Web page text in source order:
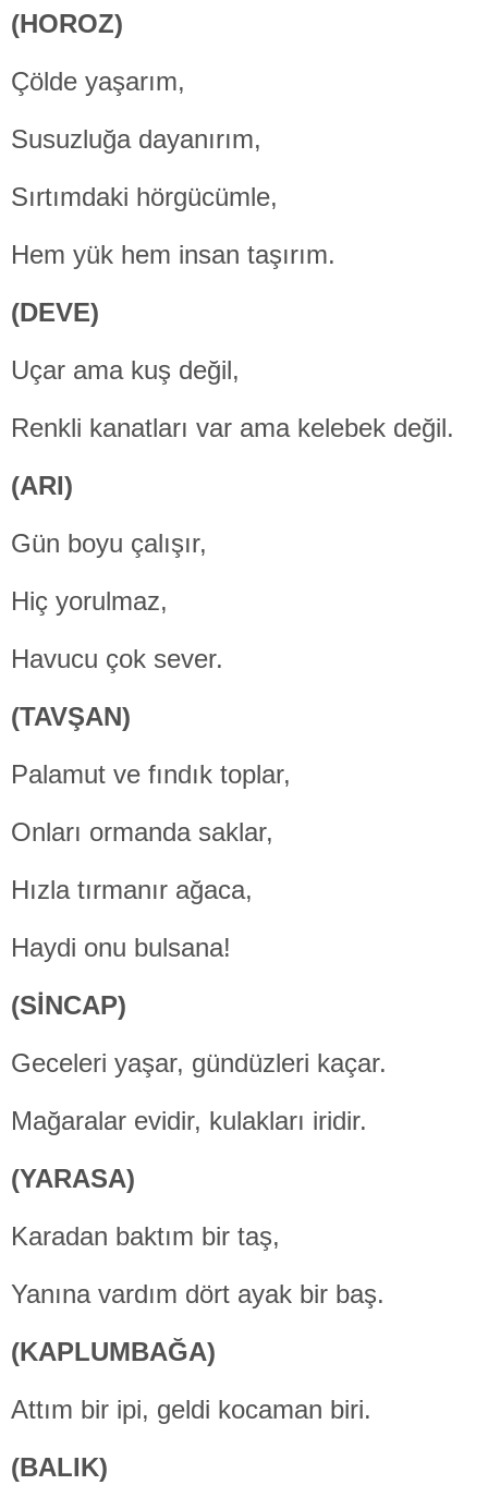
(HOROZ)
Çölde yaşarım,
Susuzluğa dayanırım,
Sırtımdaki hörgücümle,
Hem yük hem insan taşırım.
(DEVE)
Uçar ama kuş değil,
Renkli kanatları var ama kelebek değil.
(ARI)
Gün boyu çalışır,
Hiç yorulmaz,
Havucu çok sever.
(TAVŞAN)
Palamut ve fındık toplar,
Onları ormanda saklar,
Hızla tırmanır ağaca,
Haydi onu bulsana!
(SİNCAP)
Geceleri yaşar, gündüzleri kaçar.
Mağaralar evidir, kulakları iridir.
(YARASA)
Karadan baktım bir taş,
Yanına vardım dört ayak bir baş.
(KAPLUMBAĞA)
Attım bir ipi, geldi kocaman biri.
(BALIK)